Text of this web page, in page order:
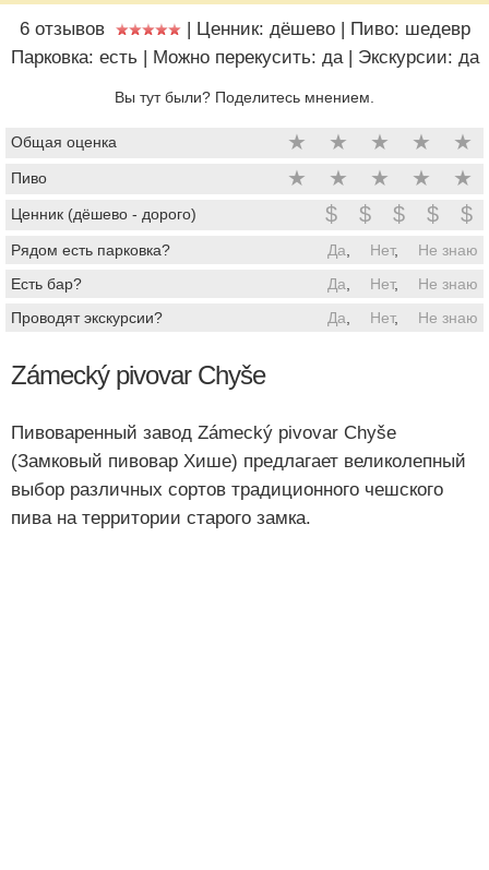
6 отзывов | Ценник: дёшево | Пиво: шедевр
Парковка: есть | Можно перекусить: да | Экскурсии: да
Вы тут были? Поделитесь мнением.
Общая оценка ★ ★ ★ ★ ★
Пиво ★ ★ ★ ★ ★
Ценник (дёшево - дорого) $ $ $ $ $
Рядом есть парковка? Да Нет,
Не знаю
Есть бар?
Да Нет,
Не знаю
Проводят экскурсии?
Да Нет, Не знаю
Zámecký pivovar Chyše
Пивоваренный завод Zámecký pivovar Chyše
(Замковый пивовар Хише) предлагает великолепный
выбор различных сортов традиционного чешского
пива на территории старого замка.